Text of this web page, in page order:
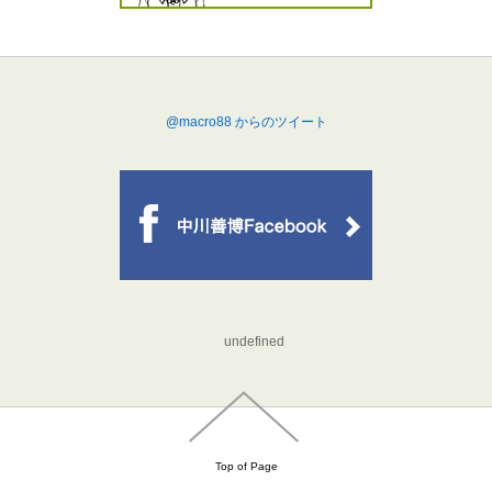
@macro88 からのツイート
undefined
Top of Page